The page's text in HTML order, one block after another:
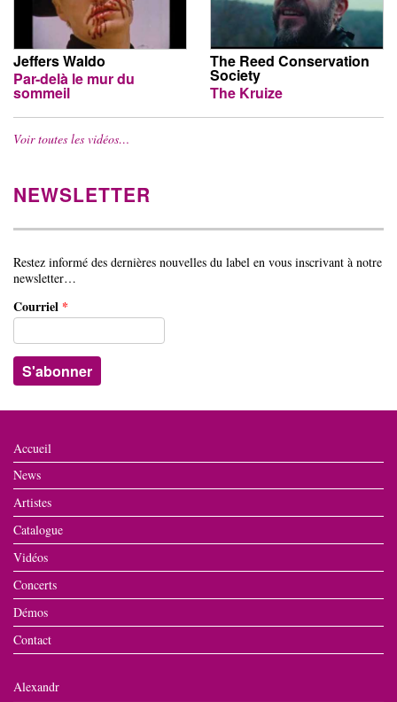
Jeffers Waldo
Par-delà le mur du
sommeil
The Reed Conservation
Society
The Kruize
Voir toutes les vidéos…
NEWSLETTER
Restez informé des dernières nouvelles du label en vous inscrivant à notre
newsletter…
Courriel *
Accueil
News
Artistes
Catalogue
Vidéos
Concerts
Démos
Contact
Alexandr